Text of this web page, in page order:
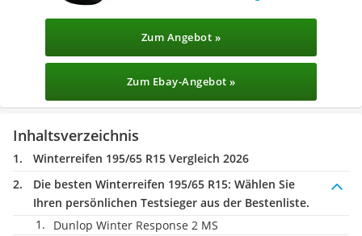
Zum Angebot »
Zum Ebay-Angebot »
Inhaltsverzeichnis
Winterreifen 195/65 R15 Vergleich 2026
Die besten Winterreifen 195/65 R15: Wählen Sie
Ihren persönlichen Testsieger aus der Bestenliste.
Dunlop Winter Response 2 MS